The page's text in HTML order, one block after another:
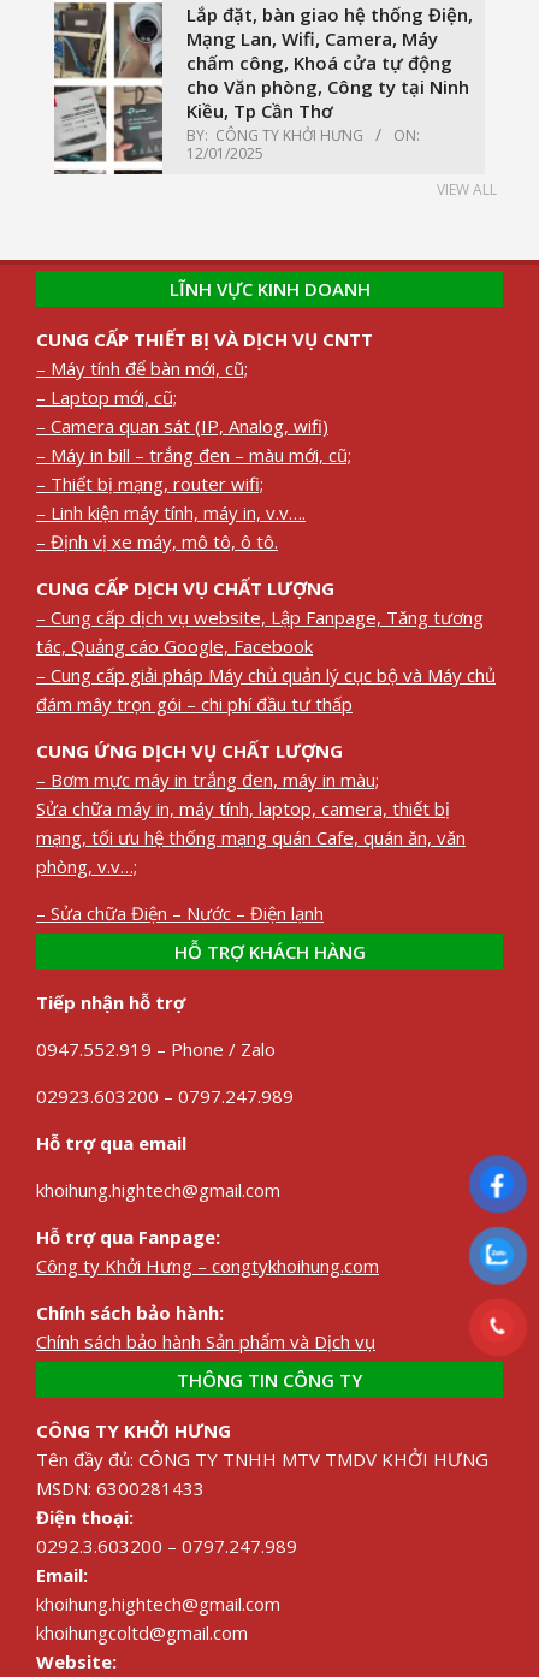
Lắp đặt, bàn giao hệ thống Điện,
Mạng Lan, Wifi, Camera, Máy
chấm công, Khoá cửa tự động
cho Văn phòng, Công ty tại Ninh
Kiều, Tp Cần Thơ
BY: CÔNG TY KHỞI HƯNG
ON:
12/01/2025
VIEW ALL
LĨNH VỰC KINH DOANH
CUNG CẤP THIẾT BỊ VÀ DỊCH VỤ CNTT
– Máy tính để bàn mới, cũ;
– Laptop mới, cũ;
– Camera quan sát (IP, Analog, wifi)
– Máy in bill – trắng đen – màu mới, cũ;
– Thiết bị mạng, router wifi;
– Linh kiện máy tính, máy in, v.v….
– Định vị xe máy, mô tô, ô tô.
CUNG CẤP DỊCH VỤ CHẤT LƯỢNG
– Cung cấp dịch vụ website, Lập Fanpage, Tăng tương
tác, Quảng cáo Google, Facebook
– Cung cấp giải pháp Máy chủ quản lý cục bộ và Máy chủ
đám mây trọn gói – chi phí đầu tư thấp
CUNG ỨNG DỊCH VỤ CHẤT LƯỢNG
– Bơm mực máy in trắng đen, máy in màu;
Sửa chữa máy in, máy tính, laptop, camera, thiết bị
mạng, tối ưu hệ thống mạng quán Cafe, quán ăn, văn
phòng, v.v…;
– Sửa chữa Điện – Nước – Điện lạnh
HỖ TRỢ KHÁCH HÀNG
Tiếp nhận hỗ trợ
0947.552.919 – Phone / Zalo
02923.603200 – 0797.247.989
Hỗ trợ qua email
khoihung.hightech@gmail.com
Hỗ trợ qua Fanpage:
Công ty Khởi Hưng – congtykhoihung.com
Chính sách bảo hành:
Chính sách bảo hành Sản phẩm và Dịch vụ
THÔNG TIN CÔNG TY
CÔNG TY KHỞI HƯNG
Tên đầy đủ: CÔNG TY TNHH MTV TMDV KHỞI HƯNG
MSDN: 6300281433
Điện thoại:
0292.3.603200 – 0797.247.989
Email:
khoihung.hightech@gmail.com
khoihungcoltd@gmail.com
Website: